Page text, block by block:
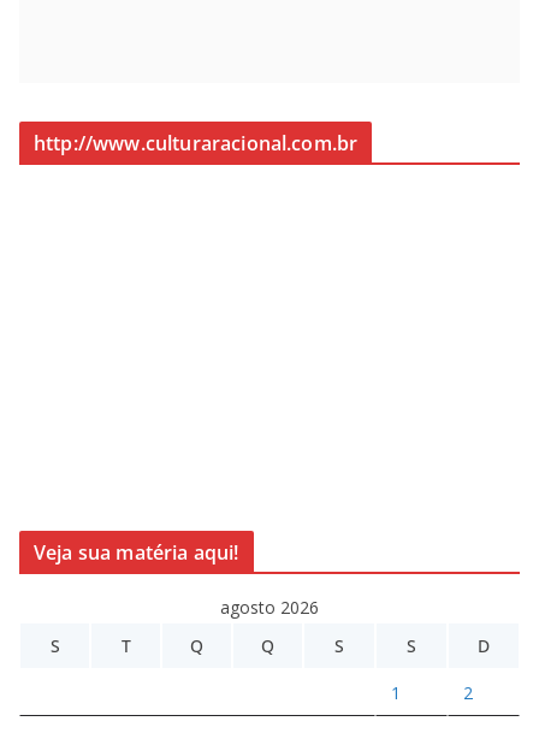
http://www.culturaracional.com.br
Veja sua matéria aqui!
agosto 2026
S
T Q Q S S D
1 2